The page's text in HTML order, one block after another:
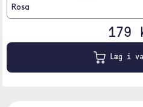
Rosa
179
Læg i